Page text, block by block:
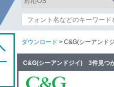
ダウンロード > C&G(シーアンド
C&G(シーアンドジイ) 3件見つ